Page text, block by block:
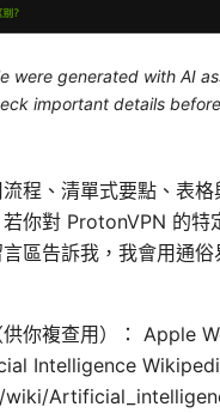
were generated with AI
important details
程、清單式要點、表格
你對 ProtonVPN 的特
區告訴我，我會用通
你複查用）： Apple
Intelligence
wiki/